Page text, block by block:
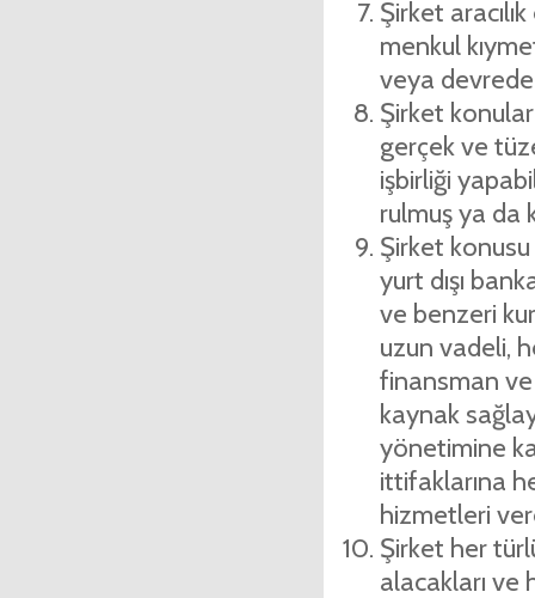
Şirket
menkul
veya
Şirket
gerçek ve
işbirliği
rulmuş ya da
Şirket
yurt dışı
ve benzeri
uzun vadeli,
finansman ve
kaynak
yönetimine
ittifaklarına
hizmetleri
Şirket her
alacakları ve